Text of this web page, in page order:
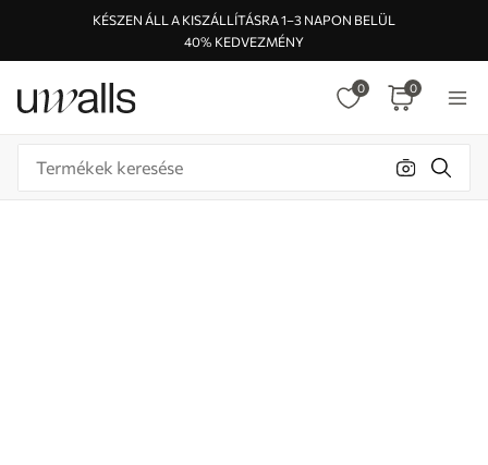
KÉSZEN ÁLL A KISZÁLLÍTÁSRA 1–3 NAPON BELÜL
40% KEDVEZMÉNY
0 0